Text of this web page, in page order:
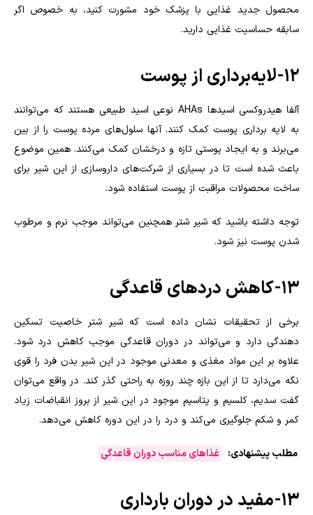
محصول جدید غذایی با پزشک خود مشورت کنید، به خصوص اگر
سابقه حساسیت غذایی دارید.
۱۲- لایه‌برداری از پوست
آلفا هیدروکسی اسیدها AHAs نوعی اسید طبیعی هستند که می‌توانند
به لایه برداری پوست کمک کنند. آنها سلول‌های مرده پوست را از بین
می‌برند و به ایجاد پوستی تازه و درخشان کمک می‌کنند. همین موضوع
باعث شده است تا در بسیاری از شرکت‌های داروسازی از این شیر برای
ساخت محصولات مراقبت از پوست استفاده شود.
توجه داشته باشید که شیر شتر همچنین می‌تواند موجب نرم و مرطوب
شدن پوست نیز شود.
۱۳- کاهش دردهای قاعدگی
برخی از تحقیقات نشان داده است که شیر شتر خاصیت تسکین
دهندگی دارد و می‌تواند در دوران قاعدگی موجب کاهش درد شود.
علاوه بر این مواد مغذی و معدنی موجود در این شیر بدن فرد را قوی
نگه می‌دارد تا از این بازه چند روزه به راحتی گذر کند. در واقع می‌توان
گفت سدیم، کلسیم و پتاسیم موجود در این شیر از بروز انقباضات زیاد
کمر و شکم جلوگیری می‌کند و درد را در این دوره کاهش می‌دهد.
مطلب پیشنهادی: غذاهای مناسب دوران قاعدگی
۱۳- مفید در دوران بارداری